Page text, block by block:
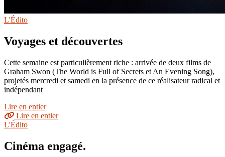
L'Édito
Voyages et découvertes
Cette semaine est particulièrement riche : arrivée de deux films de
Graham Swon (The World is Full of Secrets et An Evening Song),
projetés mercredi et samedi en la présence de ce réalisateur radical et
indépendant
Lire en entier
Lire en entier
L'Édito
Cinéma engagé.